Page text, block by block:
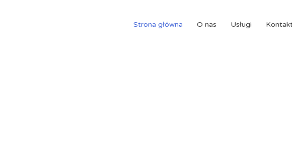
Strona główna O nas Usługi